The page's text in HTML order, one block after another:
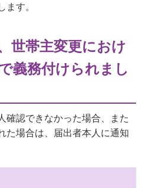
す。
世帯主変更におけ
義務付けられまし
確認できなかった場合、また
た場合は、届出者本人に通知